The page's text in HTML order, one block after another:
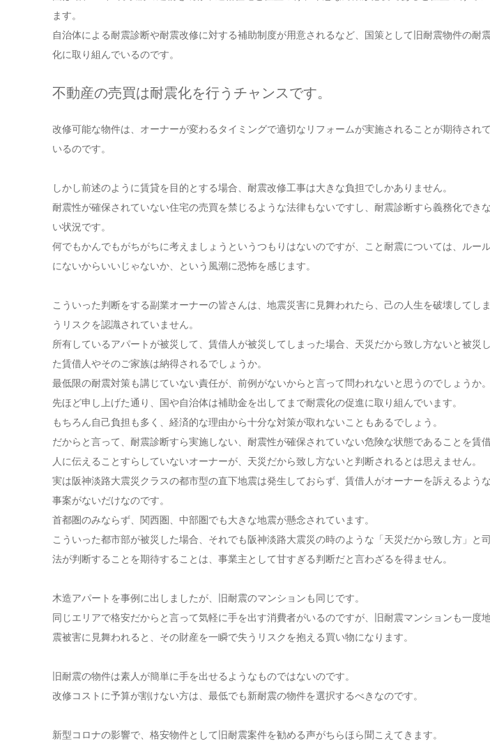
ます。
自治体による耐震診断や耐震改修に対する補助制度が用意されるなど、国策として旧耐震物件の耐
化に取り組んでいるのです。
不動産の売買は耐震化を行うチャンスです。
改修可能な物件は、オーナーが変わるタイミングで適切なリフォームが実施されることが期待されて
いるのです。
しかし前述のように賃貸を目的とする場合、耐震改修工事は大きな負担でしかありません。
耐震性が確保されていない住宅の売買を禁じるような法律もないですし、耐震診断すら義務化できな
い状況です。
何でもかんでもがちがちに考えましょうというつもりはないのですが、こと耐震については、ルー
にないからいいじゃないか、という風潮に恐怖を感じます。
こういった判断をする副業オーナーの皆さんは、地震災害に見舞われたら、己の人生を破壊してしま
うリスクを認識されていません。
所有しているアパートが被災して、賃借人が被災してしまった場合、天災だから致し方ないと被災し
た賃借人やそのご家族は納得されるでしょうか。
最低限の耐震対策も講じていない責任が、前例がないからと言って問われないと思うのでしょうか。
先ほど申し上げた通り、国や自治体は補助金を出してまで耐震化の促進に取り組んでいます。
もちろん自己負担も多く、経済的な理由から十分な対策が取れないこともあるでしょう。
だからと言って、耐震診断すら実施しない、耐震性が確保されていない危険な状態であることを賃
人に伝えることすらしていないオーナーが、天災だから致し方ないと判断されるとは思えません。
実は阪神淡路大震災クラスの都市型の直下地震は発生しておらず、賃借人がオーナーを訴えるような
事案がないだけなのです。
首都圏のみならず、関西圏、中部圏でも大きな地震が懸念されています。
こういった都市部が被災した場合、それでも阪神淡路大震災の時のような「天災だから致し方」と司
法が判断することを期待することは、事業主として甘すぎる判断だと言わざるを得ません。
木造アパートを事例に出しましたが、旧耐震のマンションも同じです。
同じエリアで格安だからと言って気軽に手を出す消費者がいるのですが、旧耐震マンションも一度
震被害に見舞われると、その財産を一瞬で失うリスクを抱える買い物になります。
旧耐震の物件は素人が簡単に手を出せるようなものではないのです。
改修コストに予算が割けない方は、最低でも新耐震の物件を選択するべきなのです。
新型コロナの影響で、格安物件として旧耐震案件を勧める声がちらほら聞こえてきます。